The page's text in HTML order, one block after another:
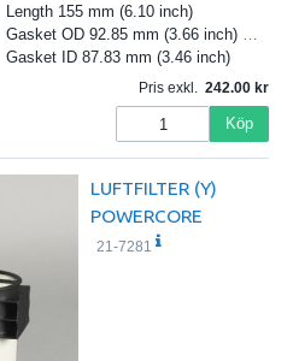
Length 155 mm (6.10 inch)
Gasket OD 92.85 mm (3.66 inch) …
Gasket ID 87.83 mm (3.46 inch)
Pris exkl. 242.00
Köp
LUFTFILTER (Y)
POWERCORE
21-7281